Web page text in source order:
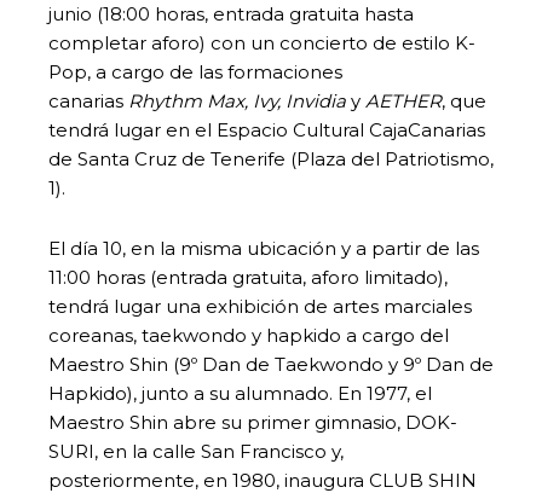
junio (18:00 horas, entrada gratuita hasta
completar aforo) con un concierto de estilo K-
Pop, a cargo de las formaciones
canarias Rhythm Max, Ivy, Invidia y AETHER, que
tendrá lugar en el Espacio Cultural CajaCanarias
de Santa Cruz de Tenerife (Plaza del Patriotismo,
1).
El día 10, en la misma ubicación y a partir de las
11:00 horas (entrada gratuita, aforo limitado),
tendrá lugar una exhibición de artes marciales
coreanas, taekwondo y hapkido a cargo del
Maestro Shin (9º Dan de Taekwondo y 9º Dan de
Hapkido), junto a su alumnado. En 1977, el
Maestro Shin abre su primer gimnasio, DOK-
SURI, en la calle San Francisco y,
posteriormente, en 1980, inaugura CLUB SHIN